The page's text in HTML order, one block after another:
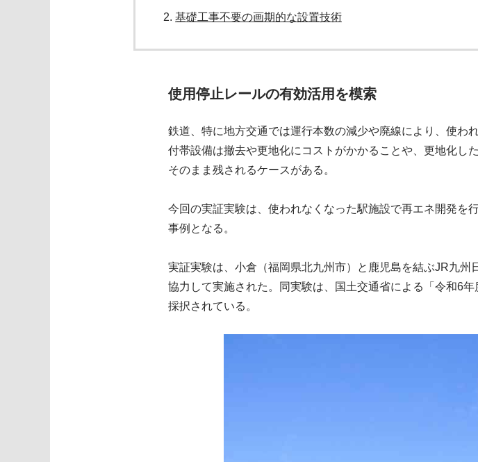
基礎工事不要の画期的な設置技術
使用停止レールの有効活用を模索
鉄道、特に地方交通では運行本数の減少や廃線により、使わ
付帯設備は撤去や更地化にコストがかかることや、更地化し
そのまま残されるケースがある。
今回の実証実験は、使われなくなった駅施設で再エネ開発を
事例となる。
実証実験は、小倉（福岡県北九州市）と鹿児島を結ぶJR九
協力して実施された。同実験は、国土交通省による「令和6
採択されている。